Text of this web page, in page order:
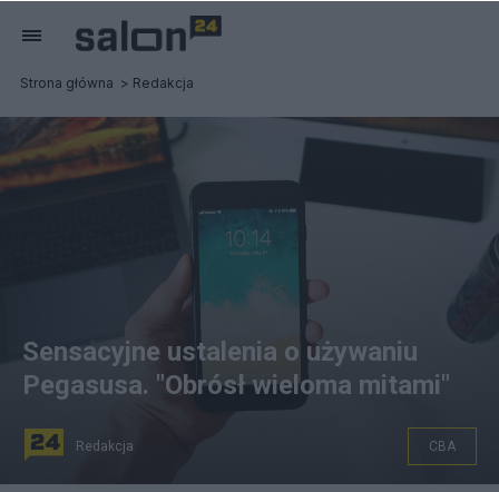
Strona główna Redakcja
Sensacyjne ustalenia o używaniu
Pegasusa. "Obrósł wieloma mitami"
Redakcja CBA